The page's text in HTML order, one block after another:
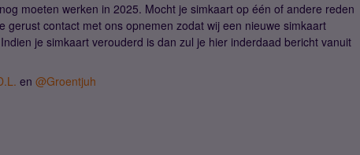
moeten werken in 2025. Mocht je simkaart op één of andere reden
gerust contact met ons opnemen zodat wij een nieuwe simkaart
je simkaart verouderd is dan zul je hier inderdaad bericht vanuit
en @Groentjuh